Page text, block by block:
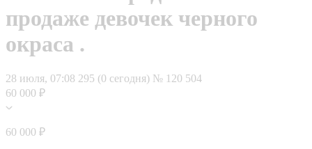
продаже девочек черного
окраса .
28 июля, 07:08 295 (0 сегодня) № 120 504
60 000 ₽
60 000 ₽